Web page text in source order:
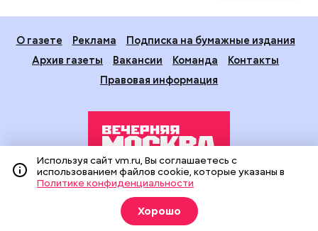
О газете Реклама
Подписка на бумажные издания
Архив газеты
Вакансии Команда
Контакты
Правовая информация
Издание создано при финансовой поддержке Департамента
средств массовой информации и рекламы города Москвы.
На сайте применяются рекомендательные технологии
(информационные технологии предоставления информации
Используя сайт vm.ru, Вы соглашаетесь с
использованием файлов cookie, которые указаны в
Политике конфиденциальности
Хорошо